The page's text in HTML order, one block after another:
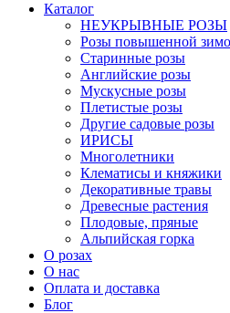
Каталог
НЕУКРЫВНЫЕ РОЗЫ
Розы повышенной
Старинные розы
Английские розы
Мускусные розы
Плетистые розы
Другие садовые розы
ИРИСЫ
Многолетники
Клематисы и княжики
Декоративные травы
Древесные растения
Плодовые, пряные
Альпийская горка
О розах
О нас
Оплата и доставка
Блог